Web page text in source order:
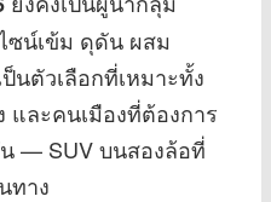
ซน์เข้ม ดุดัน ผสม
นตัวเลือกที่เหมาะทั้ง
และคนเมืองที่ต้องการ
— SUV บนสองล้อที่
ทาง